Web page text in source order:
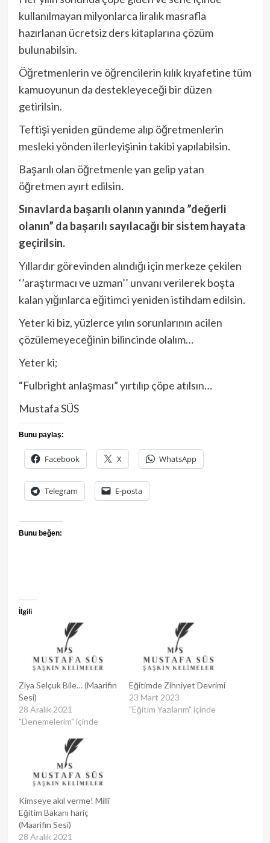
kullanılmayan milyonlarca liralık masrafla
hazırlanan ücretsiz ders kitaplarına çözüm
bulunabilsin.
Öğretmenlerin ve öğrencilerin kılık kıyafetine tüm
kamuoyunun da destekleyeceği bir düzen
getirilsin.
Teftişi yeniden gündeme alıp öğretmenlerin
mesleki yönden ilerleyişinin takibi yapılabilsin.
Başarılı olan öğretmenle yan gelip yatan
öğretmen ayırt edilsin.
Sınavlarda başarılı olanın yanında ”değerli
olanın” da başarılı sayılacağı bir sistem hayata
geçirilsin.
Yıllardır görevinden alındığı için merkeze çekilen
‘’araştırmacı ve uzman’’ unvanı verilerek boşta
kalan yığınlarca eğitimci yeniden istihdam edilsin.
Yeter ki biz, yüzlerce yılın sorunlarının acilen
çözülemeyeceğinin bilincinde olalım…
Yeter ki;
“Fulbright anlaşması” yırtılıp çöpe atılsın…
Mustafa SÜS
Bunu paylaş:
Facebook X WhatsApp
Telegram E-posta
Bunu beğen:
İlgili
Ziya Selçuk Bile… (Maarifin
Sesi)
28 Aralık 2021
"Denemelerim" içinde
Eğitimde Zihniyet Devrimi
23 Mart 2023
"Eğitim Yazılarım" içinde
Kimseye akıl verme! Millî
Eğitim Bakanı hariç
(Maarifin Sesi)
28 Aralık 2021